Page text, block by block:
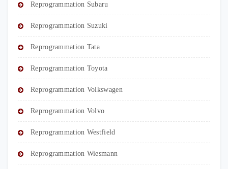
Reprogrammation Subaru
Reprogrammation Suzuki
Reprogrammation Tata
Reprogrammation Toyota
Reprogrammation Volkswagen
Reprogrammation Volvo
Reprogrammation Westfield
Reprogrammation Wiesmann